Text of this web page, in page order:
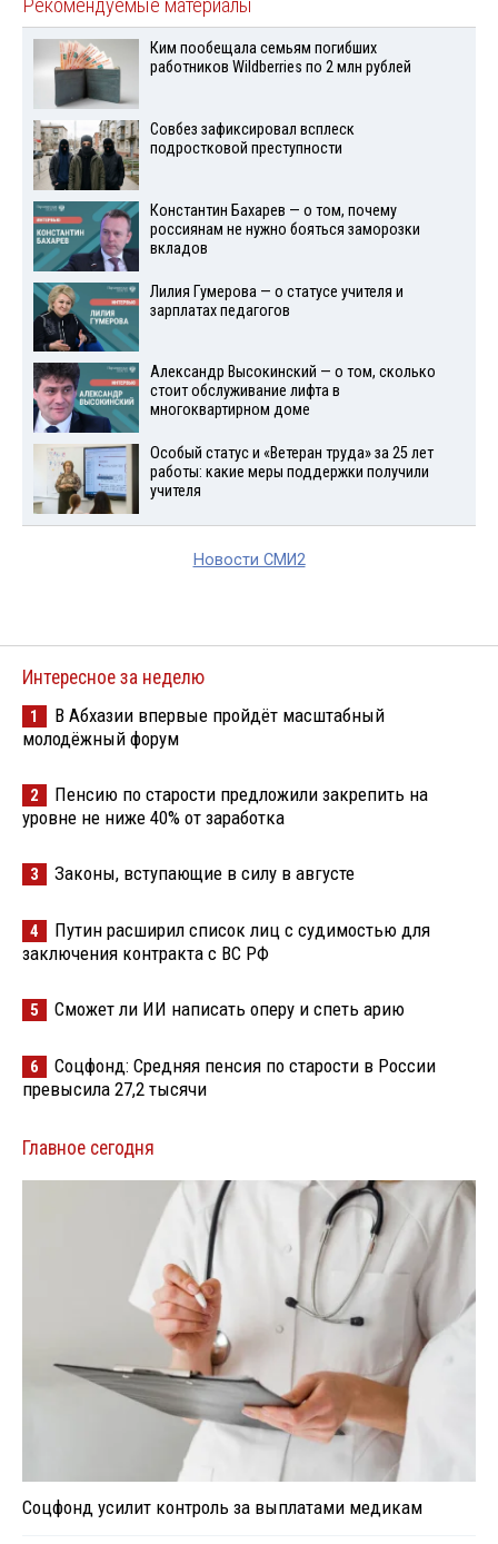
Рекомендуемые материалы
Ким пообещала семьям погибших
работников Wildberries по 2 млн рублей
Совбез зафиксировал всплеск
подростковой преступности
Константин Бахарев — о том, почему
россиянам не нужно бояться заморозки
вкладов
Лилия Гумерова — о статусе учителя и
зарплатах педагогов
Александр Высокинский — о том, сколько
стоит обслуживание лифта в
многоквартирном доме
Особый статус и «Ветеран труда» за 25 лет
работы: какие меры поддержки получили
учителя
Новости СМИ2
Интересное за неделю
1
В Абхазии впервые пройдёт масштабный
молодёжный форум
2
Пенсию по старости предложили закрепить на
уровне не ниже 40% от заработка
3 Законы, вступающие в силу в августе
4
Путин расширил список лиц с судимостью для
заключения контракта с ВС РФ
5 Сможет ли ИИ написать оперу и спеть арию
6
Соцфонд: Средняя пенсия по старости в России
превысила 27,2 тысячи
Главное сегодня
Соцфонд усилит контроль за выплатами медикам